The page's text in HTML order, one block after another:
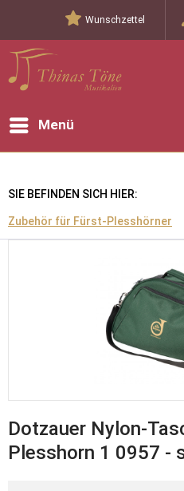
Wunschzettel
Menü
SIE BEFINDEN SICH HIER:
Zubehör für Fürst-Plesshörner
Dotzauer Nylon-
Plesshorn 1 0957 -